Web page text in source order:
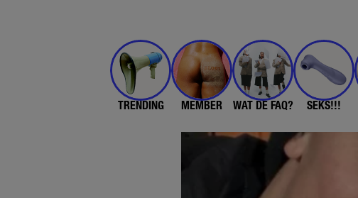
TRENDING MEMBER WAT DE FAQ? SEKS!!!